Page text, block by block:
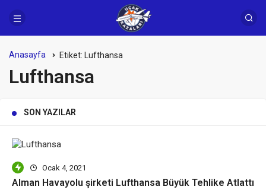
Anasayfa Etiket: Lufthansa
Lufthansa
SON YAZILAR
Ocak 4, 2021
Alman Havayolu şirketi Lufthansa Büyük Tehlike Atlattı